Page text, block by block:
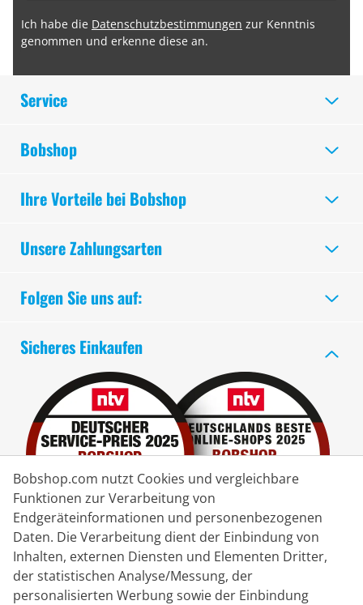
Ich habe die Datenschutzbestimmungen zur Kenntnis
genommen und erkenne diese an.
Service
Bobshop
Ihre Vorteile bei Bobshop
Unsere Zahlungsarten
Folgen Sie uns auf:
Sicheres Einkaufen
Lieferpartner
Bobshop.com nutzt Cookies und vergleichbare
Funktionen zur Verarbeitung von
Endgeräteinformationen und personenbezogenen
Daten. Die Verarbeitung dient der Einbindung von
Inhalten, externen Diensten und Elementen Dritter,
der statistischen Analyse/Messung, der
personalisierten Werbung sowie der Einbindung